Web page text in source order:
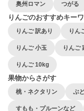
奥州ロマン つがる
りんごのおすすめキー
りんご 訳あり りん
りんご 小玉 りんご
りんご 10kg
果物からさがす
桃・ネクタリン ぶ
すもも・プルーンなど